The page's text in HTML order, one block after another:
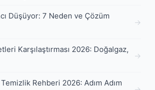
Düşüyor: 7 Neden ve Çözüm
Karşılaştırması 2026: Doğalgaz,
Rehberi 2026: Adım Adım